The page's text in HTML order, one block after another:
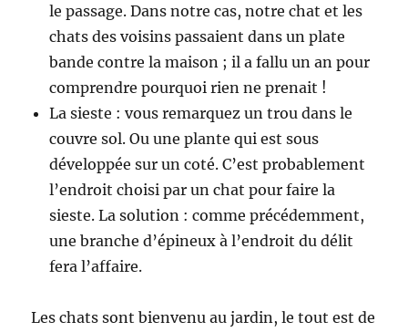
le passage. Dans notre cas, notre chat et les
chats des voisins passaient dans un plate
bande contre la maison ; il a fallu un an pour
comprendre pourquoi rien ne prenait !
La sieste : vous remarquez un trou dans le
couvre sol. Ou une plante qui est sous
développée sur un coté. C’est probablement
l’endroit choisi par un chat pour faire la
sieste. La solution : comme précédemment,
une branche d’épineux à l’endroit du délit
fera l’affaire.
Les chats sont bienvenu au jardin, le tout est de